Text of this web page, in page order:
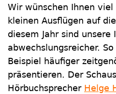
Wir wünschen Ihnen
kleinen Ausflügen auf
diesem Jahr sind
abwechslungsreicher.
Beispiel häufiger
präsentieren. Der
Hörbuchsprecher Helge